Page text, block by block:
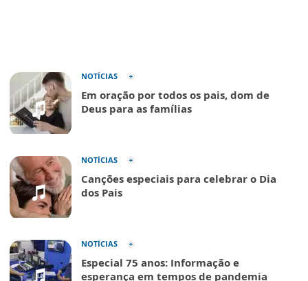
NOTÍCIAS
Em oração por todos os pais, dom de
Deus para as famílias
NOTÍCIAS
Canções especiais para celebrar o Dia
dos Pais
NOTÍCIAS
Especial 75 anos: Informação e
esperança em tempos de pandemia